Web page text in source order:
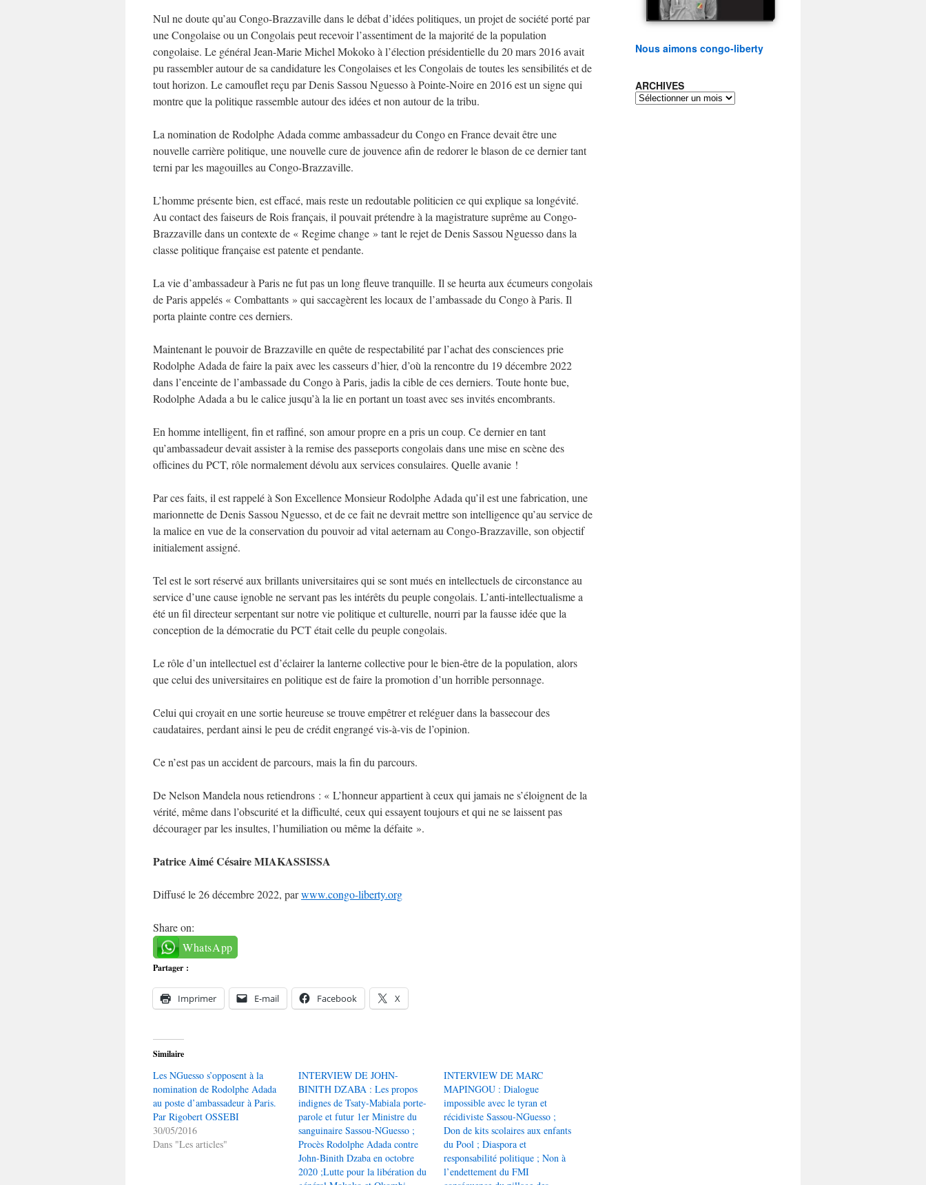
Nul ne doute qu’au Congo-Brazzaville dans le débat d’idées politiques, un projet de société porté par
une Congolaise ou un Congolais peut recevoir l’assentiment de la majorité de la population
congolaise. Le général Jean-Marie Michel Mokoko à l’élection présidentielle du 20 mars 2016 avait
pu rassembler autour de sa candidature les Congolaises et les Congolais de toutes les sensibilités et de
tout horizon. Le camouflet reçu par Denis Sassou Nguesso à Pointe-Noire en 2016 est un signe qui
montre que la politique rassemble autour des idées et non autour de la tribu.
La nomination de Rodolphe Adada comme ambassadeur du Congo en France devait être une
nouvelle carrière politique, une nouvelle cure de jouvence afin de redorer le blason de ce dernier tant
terni par les magouilles au Congo-Brazzaville.
L’homme présente bien, est effacé, mais reste un redoutable politicien ce qui explique sa longévité.
Au contact des faiseurs de Rois français, il pouvait prétendre à la magistrature suprême au Congo-
Brazzaville dans un contexte de « Regime change » tant le rejet de Denis Sassou Nguesso dans la
classe politique française est patente et pendante.
La vie d’ambassadeur à Paris ne fut pas un long fleuve tranquille. Il se heurta aux écumeurs congolais
de Paris appelés « Combattants » qui saccagèrent les locaux de l’ambassade du Congo à Paris. Il
porta plainte contre ces derniers.
Maintenant le pouvoir de Brazzaville en quête de respectabilité par l’achat des consciences prie
Rodolphe Adada de faire la paix avec les casseurs d’hier, d’où la rencontre du 19 décembre 2022
dans l’enceinte de l’ambassade du Congo à Paris, jadis la cible de ces derniers. Toute honte bue,
Rodolphe Adada a bu le calice jusqu’à la lie en portant un toast avec ses invités encombrants.
En homme intelligent, fin et raffiné, son amour propre en a pris un coup. Ce dernier en tant
qu’ambassadeur devait assister à la remise des passeports congolais dans une mise en scène des
officines du PCT, rôle normalement dévolu aux services consulaires. Quelle avanie !
Par ces faits, il est rappelé à Son Excellence Monsieur Rodolphe Adada qu’il est une fabrication, une
marionnette de Denis Sassou Nguesso, et de ce fait ne devrait mettre son intelligence qu’au service de
la malice en vue de la conservation du pouvoir ad vital aeternam au Congo-Brazzaville, son objectif
initialement assigné.
Tel est le sort réservé aux brillants universitaires qui se sont mués en intellectuels de circonstance au
service d’une cause ignoble ne servant pas les intérêts du peuple congolais. L’anti-intellectualisme a
été un fil directeur serpentant sur notre vie politique et culturelle, nourri par la fausse idée que la
conception de la démocratie du PCT était celle du peuple congolais.
Le rôle d’un intellectuel est d’éclairer la lanterne collective pour le bien-être de la population, alors
que celui des universitaires en politique est de faire la promotion d’un horrible personnage.
Celui qui croyait en une sortie heureuse se trouve empêtrer et reléguer dans la bassecour des
caudataires, perdant ainsi le peu de crédit engrangé vis-à-vis de l’opinion.
Ce n’est pas un accident de parcours, mais la fin du parcours.
De Nelson Mandela nous retiendrons : « L’honneur appartient à ceux qui jamais ne s’éloignent de la
vérité, même dans l’obscurité et la difficulté, ceux qui essayent toujours et qui ne se laissent pas
décourager par les insultes, l’humiliation ou même la défaite ».
Patrice Aimé Césaire MIAKASSISSA
Diffusé le 26 décembre 2022, parwww.congo-liberty.org
Share on:
WhatsApp
Partager :
Imprimer E-mail Facebook X
Similaire
Les NGuesso s’opposent à la
nomination de Rodolphe Adada
au poste d’ambassadeur à Paris.
Par Rigobert OSSEBI
30/05/2016
Dans "Les articles"
INTERVIEW DE JOHN-
BINITH DZABA : Les propos
indignes de Tsaty-Mabiala porte-
parole et futur 1er Ministre du
sanguinaire Sassou-NGuesso ;
Procès Rodolphe Adada contre
John-Binith Dzaba en octobre
2020 ;Lutte pour la libération du
INTERVIEW DE MARC
MAPINGOU : Dialogue
impossible avec le tyran et
récidiviste Sassou-NGuesso ;
Don de kits scolaires aux enfants
du Pool ; Diaspora et
responsabilité politique ; Non à
l’endettement du FMI
Nous aimons congo-liberty
ARCHIVES
ARCHIVES